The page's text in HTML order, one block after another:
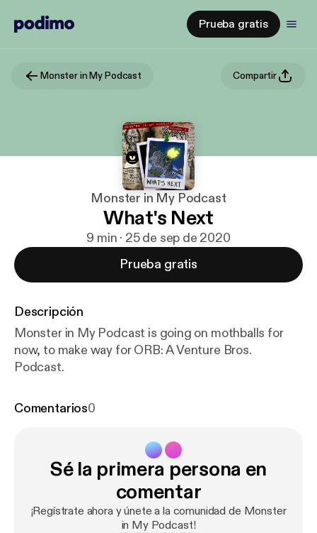
Prueba gratis
Monster in My Podcast Compartir
Monster in My Podcast
What's Next
9 min · 25 de sep de 2020
Prueba gratis
Descripción
Monster in My Podcast is going on mothballs for
now, to make way for ORB: A Venture Bros.
Podcast.
Comentarios0
Sé la primera persona en
comentar
¡Regístrate ahora y únete a la comunidad de Monster
in My Podcast!